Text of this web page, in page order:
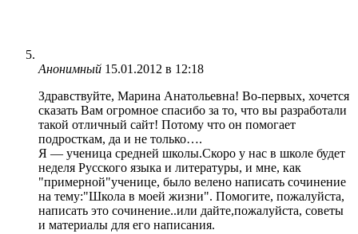
Анонимный 15.01.2012 в 12:18
Здравствуйте, Марина Анатольевна! Во-первых, хочется
сказать Вам огромное спасибо за то, что вы разработали
такой отличный сайт! Потому что он помогает
подросткам, да и не только….
Я — ученица средней школы.Скоро у нас в школе будет
неделя Русского языка и литературы, и мне, как
"примерной"ученице, было велено написать сочинение
на тему:"Школа в моей жизни". Помогите, пожалуйста,
написать это сочинение..или дайте,пожалуйста, советы
и материалы для его написания.